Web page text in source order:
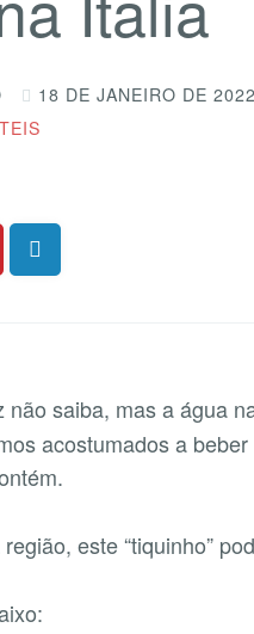
18 DE JANEIRO DE 2022
não saiba, mas a água
acostumados a
este “tiquinho”